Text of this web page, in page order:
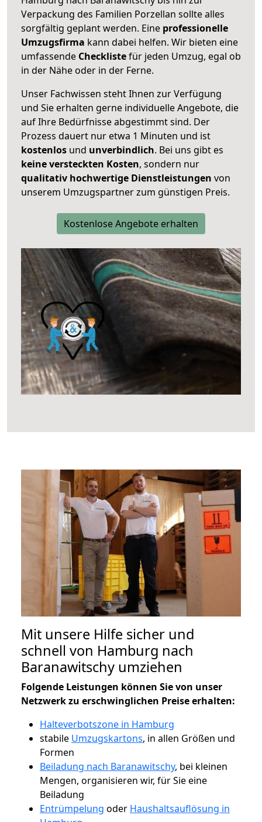
Verpackung des Familien Porzellan sollte alles
sorgfältig geplant werden. Eine professionelle
Umzugsfirma kann dabei helfen. Wir bieten eine
umfassende Checklistefür jeden Umzug, egal ob
in der Nähe oder in der Ferne.
Unser Fachwissen steht Ihnen zur Verfügung
und Sie erhalten gerne individuelle Angebote, die
auf Ihre Bedürfnisse abgestimmt sind. Der
Prozess dauert nur etwa 1 Minuten und ist
kostenlos und unverbindlich. Bei uns gibt es
keine versteckten Kosten, sondern nur
qualitativ hochwertige Dienstleistungen von
unserem Umzugspartner zum günstigen Preis.
Kostenlose Angebote erhalten
Mit unsere Hilfe sicher und
schnell von Hamburg nach
Baranawitschy umziehen
Folgende Leistungen können Sie von unser
Netzwerk zu erschwinglichen Preise erhalten:
Halteverbotszone in Hamburg
stabile Umzugskartons, in allen Größen und
Formen
Beiladung nach Baranawitschy, bei kleinen
Mengen, organisieren wir, für Sie eine
Beiladung
Entrümpelung oder Haushaltsauflösung in